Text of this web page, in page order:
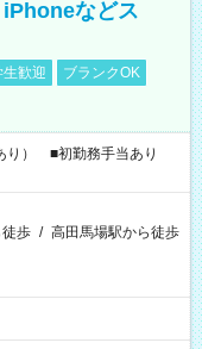
iPhoneなどス
生歓迎
ブランクOK
り） ■初勤務手当あり
歩 / 高田馬場駅から徒歩